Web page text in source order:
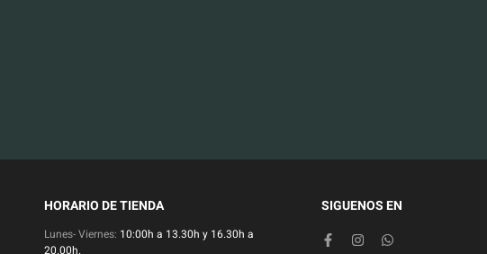
HORARIO DE TIENDA
Lunes- Viernes: 10:00h a 13.30h y 16.30h a
SIGUENOS EN